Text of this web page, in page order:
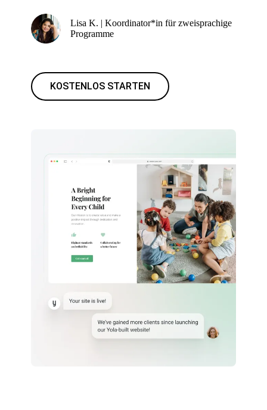
Lisa K. | Koordinator*in für zweisprachige
Programme
KOSTENLOS STARTEN